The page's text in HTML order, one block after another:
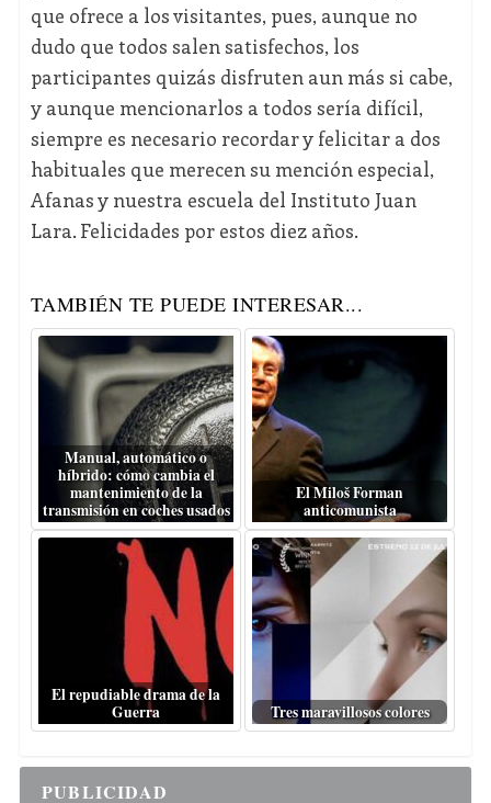
que ofrece a los visitantes, pues, aunque no
dudo que todos salen satisfechos, los
participantes quizás disfruten aun más si cabe,
y aunque mencionarlos a todos sería difícil,
siempre es necesario recordar y felicitar a dos
habituales que merecen su mención especial,
Afanas y nuestra escuela del Instituto Juan
Lara. Felicidades por estos diez años.
TAMBIÉN TE PUEDE INTERESAR...
Manual, automático o
híbrido: cómo cambia el
mantenimiento de la
transmisión en coches usados
El Miloš Forman
anticomunista
El repudiable drama de la
Guerra
Tres maravillosos colores
PUBLICIDAD